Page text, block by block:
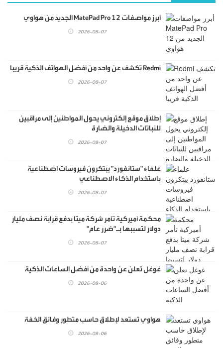
أبرز مواصفات MatePad Pro 12 الجديد من هواوي
2026-08-07
Redmi تكشف عن واحد من أفضل الهواتف الذكية قريبا
2026-08-07
إطلاق موقع إلكتروني يحول المواطنين إلى مراقبين
للنباتات الدخيلة والضارة
2026-08-07
علماء "ستانفورد" يبتكرون فيروسات اصطناعية
باستخدام الذكاء الاصطناعي
2026-08-07
محكمة أميركية تأمر شركة ميتا بدفع قرابة نصف مليار
دولار لتسببها بـ"ضرر عام"
2026-08-07
غوغل تعلن عن واحدة من أفضل الساعات الذكية
2026-08-06
هواوي تستعد لإطلاق حاسب متطور وفائق الخفة
2026-08-06